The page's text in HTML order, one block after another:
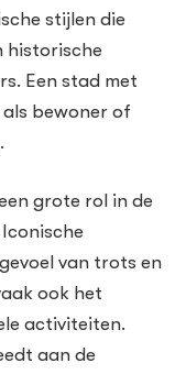
stijlen die
historische
Een stad met
bewoner of
grote rol in de
van trots en
ook het
activiteiten.
aan de